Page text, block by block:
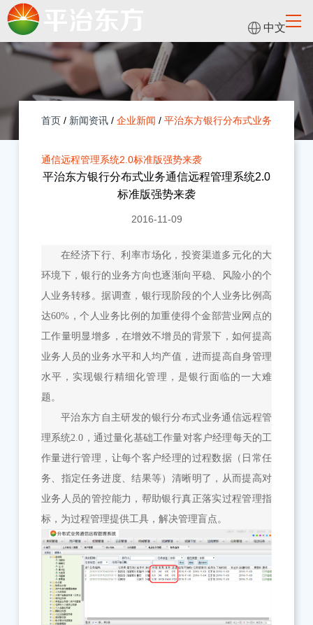
中文
首页/ 新闻资讯/ 企业新闻 / 平治东方银行分布式业务
通信远程管理系统2.0标准版强势来袭
平治东方银行分布式业务通信远程管理系统2.0
标准版强势来袭
2016-11-09
在经济下行、利率市场化，投资渠道多元化的大
环境下，银行的业务方向也逐渐向平稳、风险小的个
人业务转移。据调查，银行现阶段的个人业务比例高
达60%，个人业务比例的加重使得个金部营业网点的
工作量明显增多，在增效不增员的背景下，如何提高
业务人员的业务水平和人均产值，进而提高自身管理
水平，实现银行精细化管理，是银行面临的一大难
题。
平治东方自主研发的银行分布式业务通信远程管
理系统2.0，通过量化基础工作量对客户经理每天的工
作量进行管理，让每个客户经理的过程数据（日常任
务、指定任务进度、结果等）清晰明了，从而提高对
业务人员的管控能力，帮助银行真正落实过程管理指
标，为过程管理提供工具，解决管理盲点。